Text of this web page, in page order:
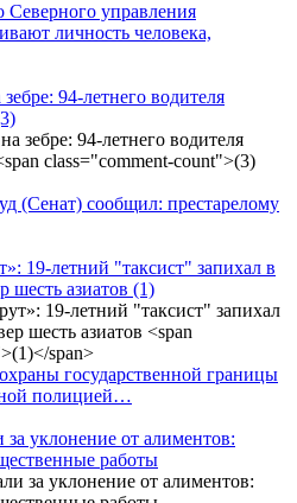
управления
личность человека,
94-летнего водителя
(Сенат) сообщил: престарелому
19-летний "таксист" запихал в
шесть азиатов (1)
государственной границы
полицией…
за уклонение от алиментов:
работы